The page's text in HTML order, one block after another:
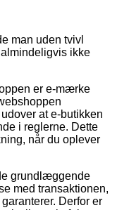
man uden tvivl
ikke
er e-mærke
at e-butikken
i reglerne. Dette
når du oplever
grundlæggende
med transaktionen,
Derfor er